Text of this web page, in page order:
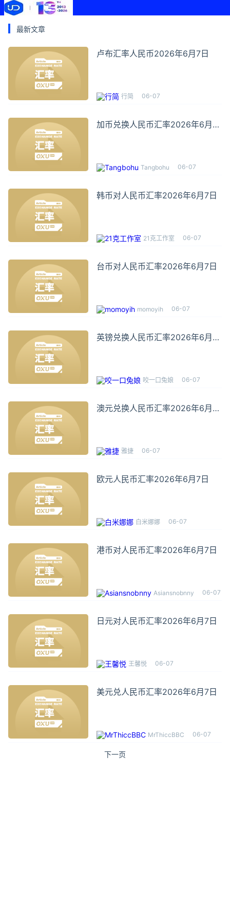
最新文章
卢布汇率人民币2026年6月7日
行简 06-07
加币兑换人民币汇率2026年6月7
Tangbohu 06-07
韩币对人民币汇率2026年6月7日
21克工作室 06-07
台币对人民币汇率2026年6月7日
momoyih 06-07
英镑兑换人民币汇率2026年6月7
咬一口兔娘 06-07
澳元兑换人民币汇率2026年6月7
雅捷 06-07
欧元人民币汇率2026年6月7日
白米娜娜 06-07
港币对人民币汇率2026年6月7日
Asiansnobnny 06-07
日元对人民币汇率2026年6月7日
王馨悦 06-07
美元兑人民币汇率2026年6月7日
MrThiccBBC 06-07
下一页